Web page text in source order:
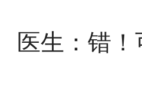
医生：错